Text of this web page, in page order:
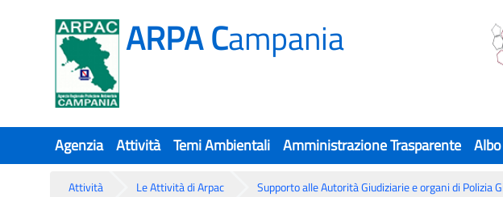
ARPA Campania
Agenzia Attività Temi Ambientali Amministrazione Trasparente
Attività Le Attività di Arpac Supporto alle Autorità Giudiziarie e organi di Polizia